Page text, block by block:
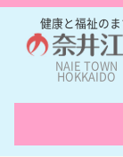
健康と福祉のま
NAIE TOWN
HOKKAIDO